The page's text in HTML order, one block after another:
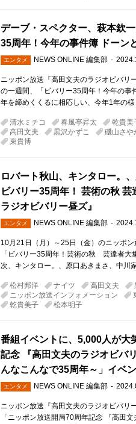
デーブ・スペクター、萩本欽
35周年！今年の事件簿 ドーン
エンタメ NEWS ONLINE 編集部
ニッポン放送『高田文夫のラジオビバリ
の一週間、「ビバリー35周年！今年の
年を締めくくるに相応しい、今年1年の
清水ミチコ 春風亭昇太 乾貴美
高田文夫
黒沢かずこ 磯山さや
東貴博
ロバート秋山、キンタロー。
ビバリー35周年！ 芸術の秋
ラジオビバリー昼ズ』​
エンタメ NEWS ONLINE 編集部
10月21日（月）～25日（金）のニッポ
「ビバリー35周年！芸術の秋 芸達者大
次、キンタロー。、原口あきまさ、中川
松村邦洋 ナイツ 高田文夫
ニッポン放送インフォメーション
乾貴美子
松本明子
番組イベントに、5,000人が大
記念 『高田文夫のラジオビバ
んなこんなで35周年～」イベ
エンタメ NEWS ONLINE 編集部
ニッポン放送『高田文夫のラジオビバリ
「ニッポン放送開局70周年記念 『高田